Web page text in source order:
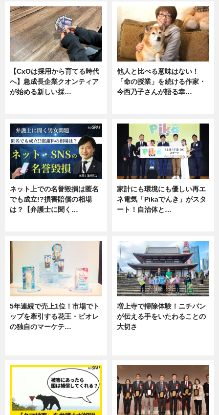
【CxOは採用から育てる時代
へ】急成長企業クオンティア
が始める新しい採…
他人と比べる意味はない！
「命の授業」を続ける作家・
今西乃子さんが語る幸…
ネット上での名誉毀損は匿名
でも成立!?損害賠償の相場
は？【弁護士に聞く…
家計にも環境にも優しい再エ
ネ電気「Pikaでんき」がスタ
ート！自治体と…
5年連続で売上1位！市場でト
ップを牽引する花王・ビオレ
の独自のマーケテ…
増上寺で掃除体験！ニチバン
が伝える手をいたわることの
大切さ